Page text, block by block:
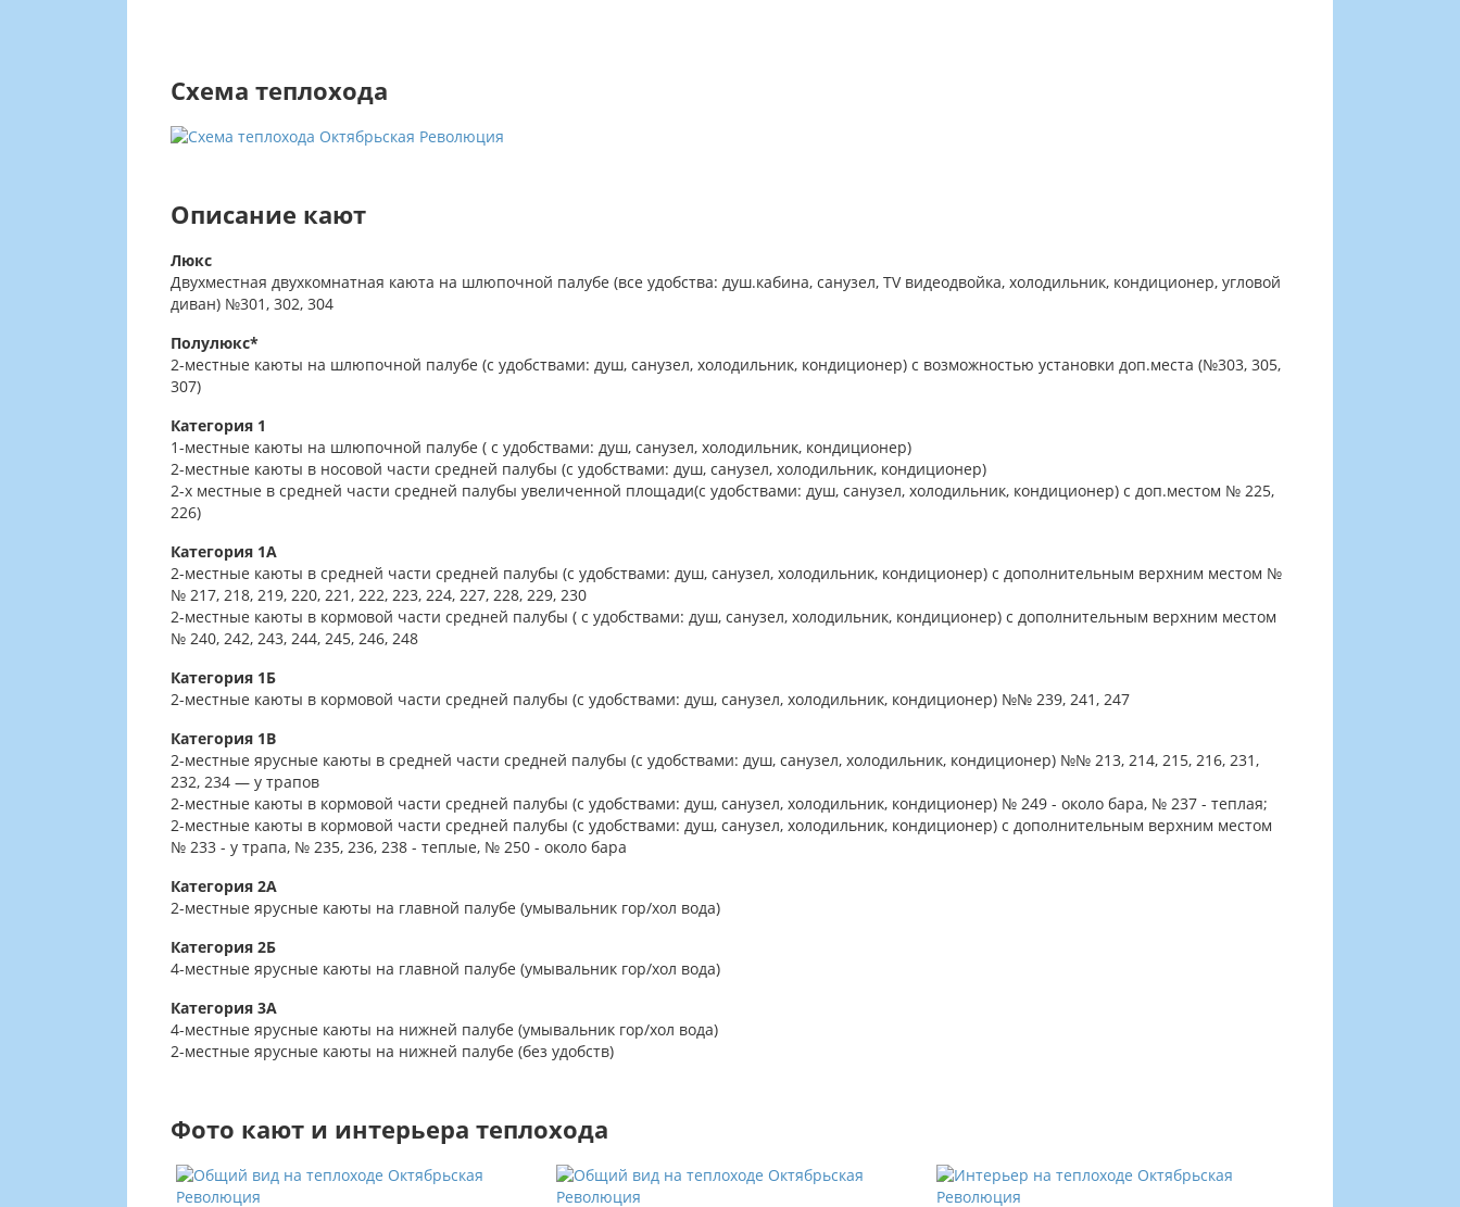
Схема теплохода
Описание кают
Люкс
Двухместная двухкомнатная каюта на шлюпочной палубе (все удобства: душ.кабина, санузел, TV видеодвойка, холодильник, кондиционер, угловой
диван) №301, 302, 304
Полулюкс*
2-местные каюты на шлюпочной палубе (с удобствами: душ, санузел, холодильник, кондиционер) с возможностью установки доп.места (№303, 305,
307)
Категория 1
1-местные каюты на шлюпочной палубе ( с удобствами: душ, санузел, холодильник, кондиционер)
2-местные каюты в носовой части средней палубы (с удобствами: душ, санузел, холодильник, кондиционер)
2-х местные в средней части средней палубы увеличенной площади(с удобствами: душ, санузел, холодильник, кондиционер) с доп.местом № 225,
226)
Категория 1А
2-местные каюты в средней части средней палубы (с удобствами: душ, санузел, холодильник, кондиционер) с дополнительным верхним местом №
№ 217, 218, 219, 220, 221, 222, 223, 224, 227, 228, 229, 230
2-местные каюты в кормовой части средней палубы ( с удобствами: душ, санузел, холодильник, кондиционер) с дополнительным верхним местом
№ 240, 242, 243, 244, 245, 246, 248
Категория 1Б
2-местные каюты в кормовой части средней палубы (с удобствами: душ, санузел, холодильник, кондиционер) №№ 239, 241, 247
Категория 1В
2-местные ярусные каюты в средней части средней палубы (с удобствами: душ, санузел, холодильник, кондиционер) №№ 213, 214, 215, 216, 231,
232, 234 — у трапов
2-местные каюты в кормовой части средней палубы (с удобствами: душ, санузел, холодильник, кондиционер) № 249 - около бара, № 237 - теплая;
2-местные каюты в кормовой части средней палубы (с удобствами: душ, санузел, холодильник, кондиционер) с дополнительным верхним местом
№ 233 - у трапа, № 235, 236, 238 - теплые, № 250 - около бара
Категория 2А
2-местные ярусные каюты на главной палубе (умывальник гор/хол вода)
Категория 2Б
4-местные ярусные каюты на главной палубе (умывальник гор/хол вода)
Категория 3А
4-местные ярусные каюты на нижней палубе (умывальник гор/хол вода)
2-местные ярусные каюты на нижней палубе (без удобств)
Фото кают и интерьера теплохода